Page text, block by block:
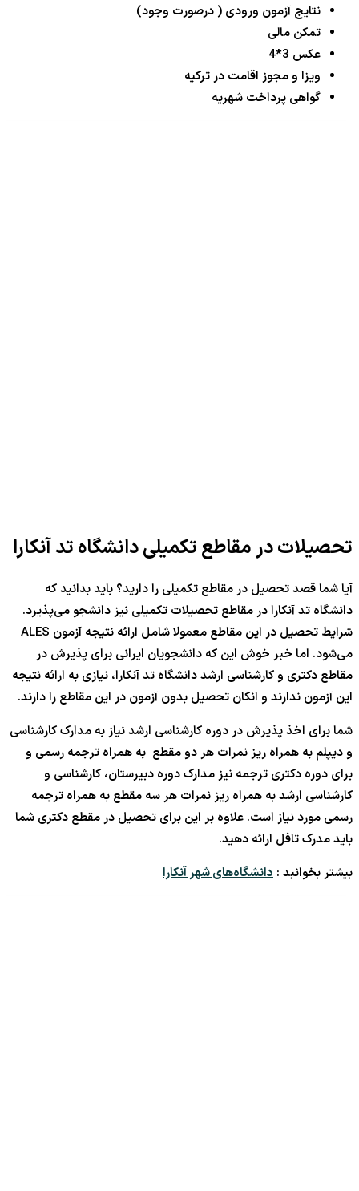
نتایج آزمون ورودی ( درصورت وجود)
تمکن مالی
عکس 3*4
ویزا و مجوز اقامت در ترکیه
گواهی پرداخت شهریه
تحصیلات در مقاطع تکمیلی دانشگاه تد آنکارا
آیا شما قصد تحصیل در مقاطع تکمیلی را دارید؟ باید بدانید که
دانشگاه تد آنکارا در مقاطع تحصیلات تکمیلی نیز دانشجو می‌پذیرد.
شرایط تحصیل در این مقاطع معمولا شامل ارائه نتیجه آزمون ALES
می‌شود. اما خبر خوش این که دانشجویان ایرانی برای پذیرش در
مقاطع دکتری و کارشناسی ارشد دانشگاه تد آنکارا، نیازی به ارائه نتیجه
این آزمون ندارند و انکان تحصیل بدون آزمون در این مقاطع را دارند.
شما برای اخذ پذیرش در دوره کارشناسی ارشد نیاز به مدارک کارشناسی
و دیپلم به همراه ریز نمرات هر دو مقطع به همراه ترجمه رسمی و
برای دوره دکتری ترجمه نیز مدارک دوره دبیرستان، کارشناسی و
کارشناسی ارشد به همراه ریز نمرات هر سه مقطع به همراه ترجمه
رسمی مورد نیاز است. علاوه بر این برای تحصیل در مقطع دکتری شما
باید مدرک تافل ارائه دهید.
بیشتر بخوانبد : دانشگاه‌های شهر آنکارا